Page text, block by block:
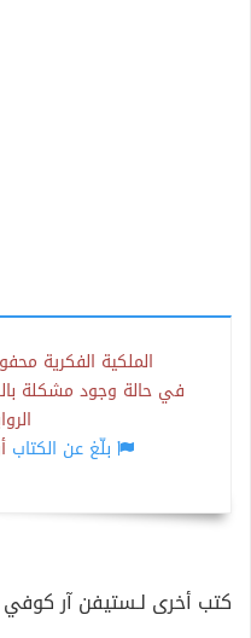
الملكية الفكرية
في حالة وجود مشكلة
بلّغ عن الكتاب
كتب أخرى لـستيفن آر كوفي